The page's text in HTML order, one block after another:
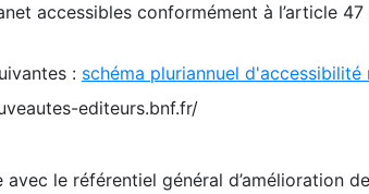
accessibles conformément à l’article
: schéma pluriannuel
editeurs.bnf.fr/
le référentiel général d’amélioration